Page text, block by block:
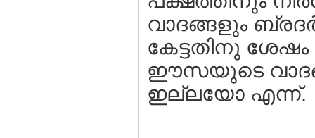
വാദങ്ങളും
കേട്ടതിനു ശേഷം
ഈസയുടെ
ഇല്ലയോ എന്ന്.